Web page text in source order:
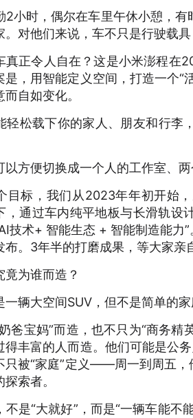
2小时，偶尔在车里午休小憩，
。对他们来说，车不只是行驶载
真正令人自在？这是小米澎程在
是，用智能定义空间，打造一个“
自如变化。
轻松载下你的家人、朋友和行李
以方便切换成一个人的工作室、
目标，我们从2023年年初开始
，通过车内纯平地板与长滑轨设
技术+ 智能生态 + 智能制造能力
布。3年半的打磨成果，等大家亲
为谁而造？
一辆大空间SUV，但不是简单的
爸宝妈”而造，也不只为“商务精
得丰富的人而造。他们可能是公
只被“家庭”定义——周一到周五
索者。
不是“大就好”，而是“一辆车能